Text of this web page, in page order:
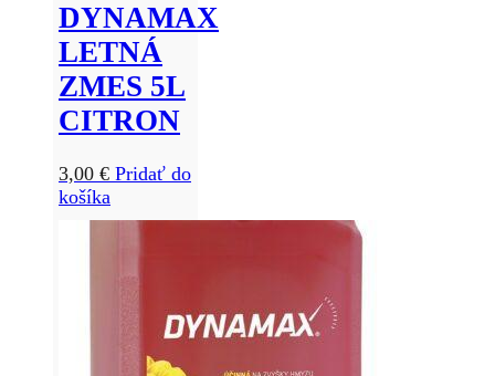
DYNAMAX
LETNÁ
ZMES 5L
CITRON
3,00 € Pridať do
košíka